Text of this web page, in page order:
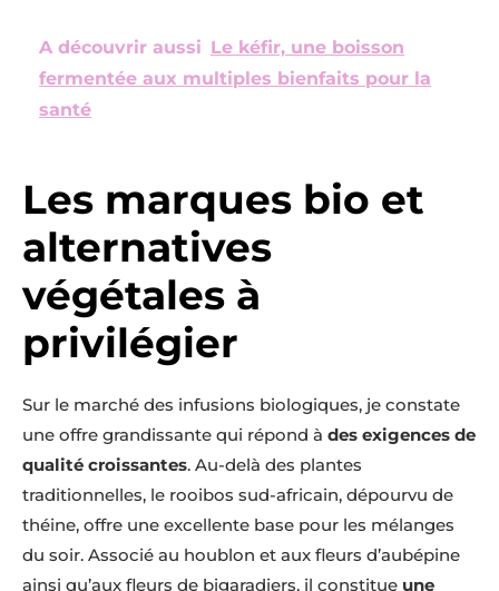
A découvrir aussi Le kéfir, une boisson
fermentée aux multiples bienfaits pour la
santé
Les marques bio et
alternatives
végétales à
privilégier
Sur le marché des infusions biologiques, je constate
une offre grandissante qui répond à des exigences de
qualité croissantes. Au-delà des plantes
traditionnelles, le rooibos sud-africain, dépourvu de
théine, offre une excellente base pour les mélanges
du soir. Associé au houblon et aux fleurs d’aubépine
ainsi qu’aux fleurs de bigaradiers, il constitue une